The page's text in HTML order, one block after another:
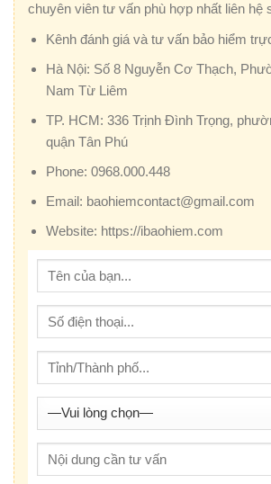
chuyên viên tư vấn phù hợp nhất liên hệ
Kênh đánh giá và tư vấn bảo hiểm
Hà Nội: Số 8 Nguyễn Cơ Thạch,
Nam Từ Liêm
TP. HCM: 336 Trịnh Đình Trọng,
quận Tân Phú
Phone: 0968.000.448
Email: baohiemcontact@gmail.com
Website: https://ibaohiem.com